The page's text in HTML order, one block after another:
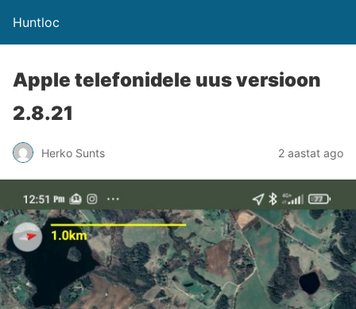
Huntloc
Apple telefonidele uus versioon
2.8.21
Herko Sunts 2 aastat ago